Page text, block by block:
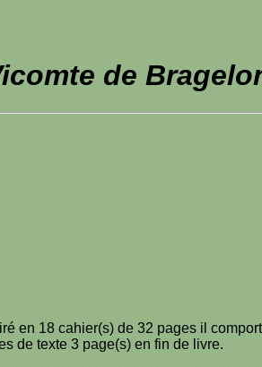
de
en 18 cahier(s) de 32 pages il
de texte 3 page(s) en fin de livre.